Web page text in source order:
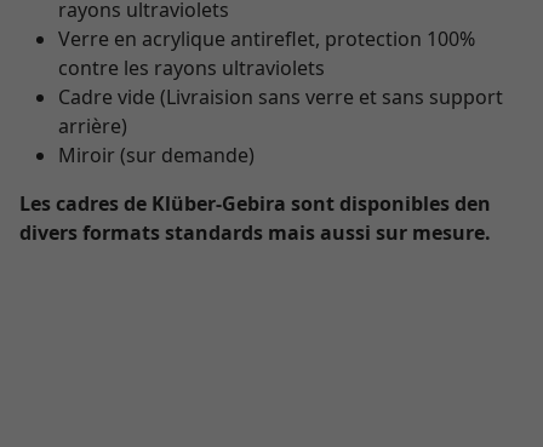
rayons ultraviolets
Verre en acrylique antireflet, protection 100%
contre les rayons ultraviolets
Cadre vide (Livraision sans verre et sans support
arrière)
Miroir (sur demande)
Les cadres de Klüber-Gebira sont disponibles den
divers formats standards mais aussi sur mesure.